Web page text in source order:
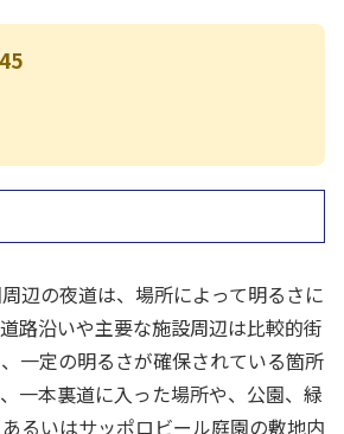
辺の夜道は、場所によって明るさに
路沿いや主要な施設周辺は比較的街
一定の明るさが確保されている箇所
一本裏道に入った場所や、公園、緑
るいはサッポロビール庭園の敷地内